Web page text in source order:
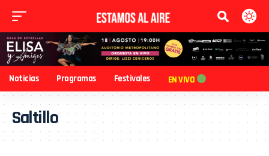
Noticias Programas Festivales EN VIVO
Saltillo